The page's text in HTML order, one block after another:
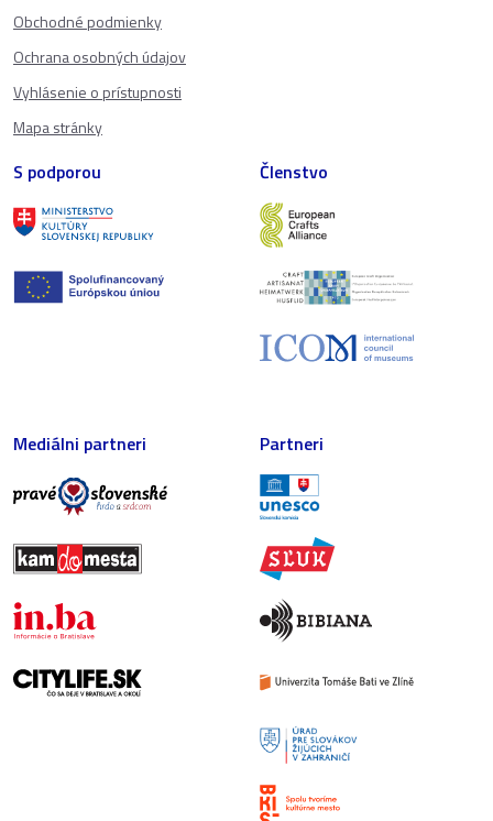
Obchodné podmienky
Ochrana osobných údajov
Vyhlásenie o prístupnosti
Mapa stránky
S podporou Členstvo
Mediálni partneri Partneri